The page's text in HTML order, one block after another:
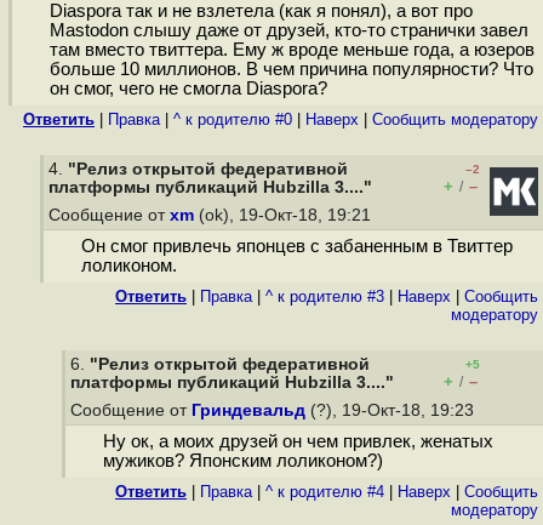
Diaspora так и не взлетела (как я понял), а вот про
Mastodon слышу даже от друзей, кто-то странички завел
там вместо твиттера. Ему ж вроде меньше года, а юзеров
больше 10 миллионов. В чем причина популярности? Что
он смог, чего не смогла Diaspora?
Ответить Правка| ^ к родителю #0 Наверх Cообщить модератору
4. "Релиз открытой федеративной
платформы публикаций Hubzilla 3...."
–2
+ / –
Сообщение от xm (ok), 19-Окт-18, 19:21
Он смог привлечь японцев с забаненным в Твиттер
лоликоном.
Ответить Правка| ^ к родителю #3 Наверх
Cообщить
модератору
6. "Релиз открытой федеративной
платформы публикаций Hubzilla 3...."
+5
+ / –
Сообщение от Гриндевальд (?), 19-Окт-18, 19:23
Ну ок, а моих друзей он чем привлек, женатых
мужиков? Японским лоликоном?)
Ответить Правка| ^ к родителю #4 Наверх
Cообщить
модератору